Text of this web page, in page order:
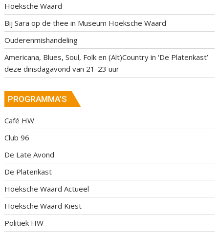
Hoeksche Waard
Bij Sara op de thee in Museum Hoeksche Waard
Ouderenmishandeling
Americana, Blues, Soul, Folk en (Alt)Country in ‘De Platenkast’
deze dinsdagavond van 21-23 uur
PROGRAMMA’S
Café HW
Club 96
De Late Avond
De Platenkast
Hoeksche Waard Actueel
Hoeksche Waard Kiest
Politiek HW